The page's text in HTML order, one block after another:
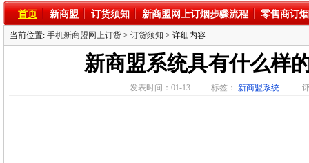
首页 新商盟 订货须知 新商盟网上订烟步骤流程 零售商订
当前位置: 手机新商盟网上订货 > 订货须知 > 详细内容
新商盟系统具有什么样
发表时间：01-13 标签： 新商盟系统